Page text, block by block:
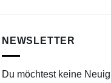
NEWSLETTER
Du möchtest keine